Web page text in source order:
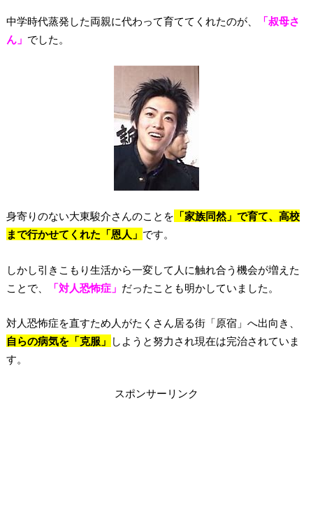
中学時代蒸発した両親に代わって育ててくれたのが、
「叔母さ
ん」 でした。
身寄りのない大東駿介さんのことを 「家族同然」で育て、高校
まで行かせてくれた「恩人」 です。
しかし引きこもり生活から一変して人に触れ合う機会が増えた
ことで、
「対人恐怖症」 だったことも明かしていました。
対人恐怖症を直すため人がたくさん居る街「原宿」へ出向き、
自らの病気を「克服」
しようと努力され現在は完治されていま
す。
スポンサーリンク